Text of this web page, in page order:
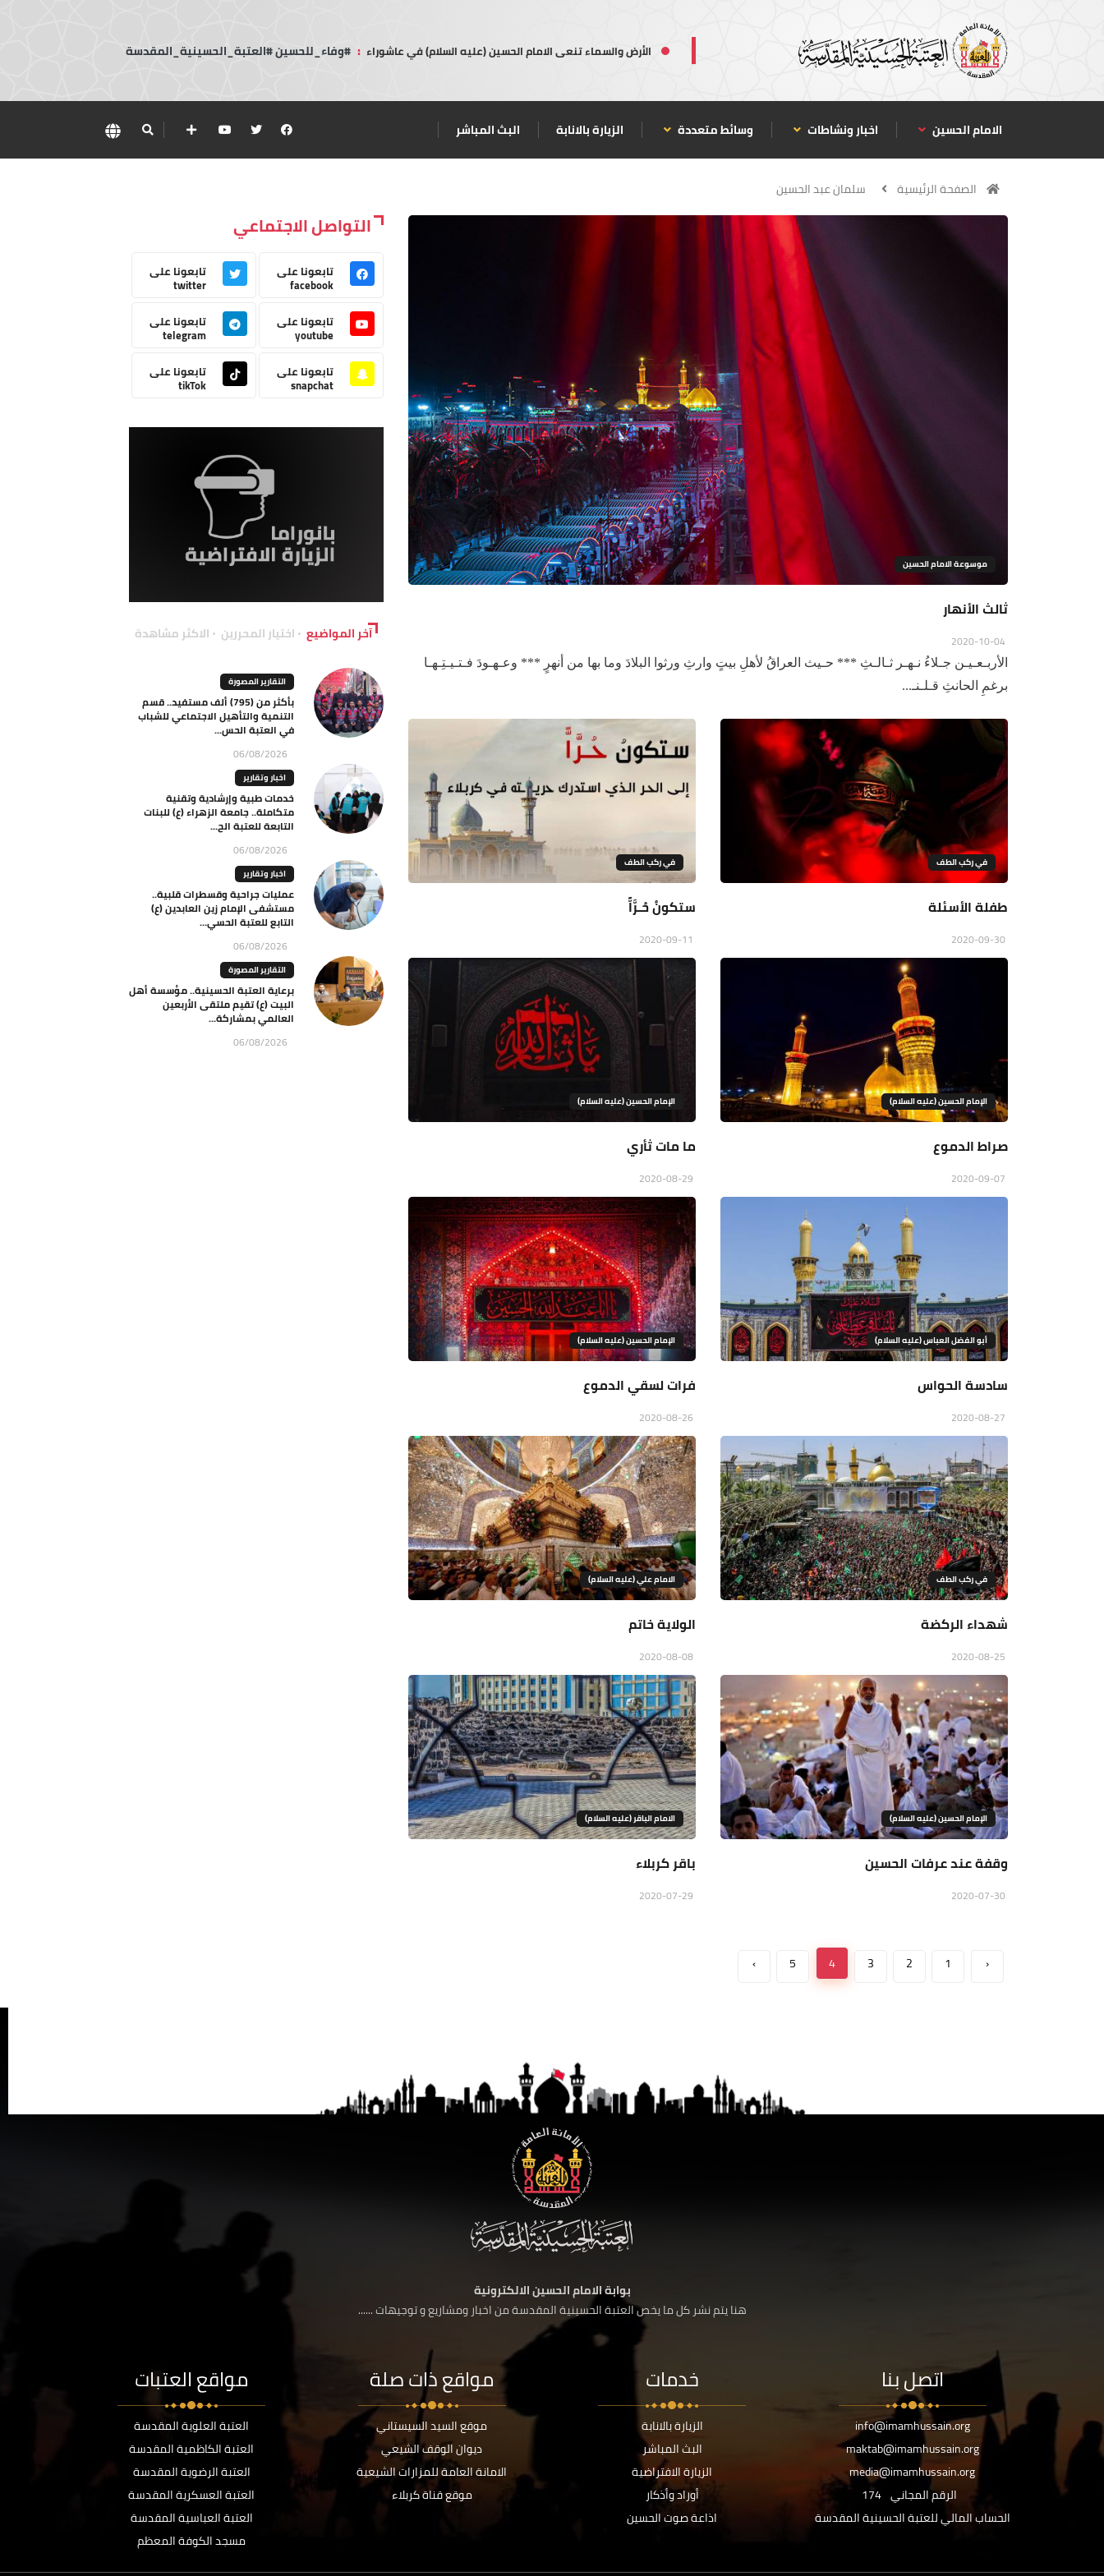
الأرض والسماء تنعى الامام الحسين (عليه السلام) في عاشوراء : #وفاء_للحسين #العتبة_الحسينية_المقدسة
الامام الحسين اخبار ونشاطات وسائط متعددة الزيارة بالانابة البث المباشر
الصفحة الرئيسية سلمان عبد الحسين
موسوعة الامام الحسين
ثالث الأنهار
الأربـعـيـن جـلاءُ نـهـر ثـالـثِ *** حـيث العراقُ لأهلِ بيتٍ وارثِ ورثوا البلادَ وما بها من أنهرٍ *** وعـهـودَ فـتـيـتِـهـا
برغمِ الحانثِ قـلـنـ...
في ركب الطف
طفلة الأسئلة
في ركب الطف
ستكونُ حُـرَّاًّ
الإمام الحسين (عليه السلام)
صراط الدموع
الإمام الحسين (عليه السلام)
ما مات ثأري
أبو الفضل العباس (عليه السلام)
سادسة الحواس
الإمام الحسين (عليه السلام)
فرات لسقي الدموع
في ركب الطف
شهداء الركضة
الامام علي (عليه السلام)
الولاية خاتم
الإمام الحسين (عليه السلام)
وقفة عند عرفات الحسين
الامام الباقر (عليه السلام)
باقر كربلاء
‹
1
2
3
4
5
›
التواصل الاجتماعي
تابعونا على
facebook
تابعونا على
twitter
تابعونا على
youtube
تابعونا على
telegram
تابعونا على
snapchat
تابعونا على
tikTok
آخر المواضيع اختيار المحررين الاكثر مشاهدة
التقارير المصورة
بأكثر من (795) ألف مستفيد.. قسم
التنمية والتأهيل الاجتماعي للشباب
في العتبة الحس...
06/08/2026
اخبار وتقارير
خدمات طبية وإرشادية وتقنية
متكاملة.. جامعة الزهراء (ع) للبنات
التابعة للعتبة الح...
06/08/2026
اخبار وتقارير
عمليات جراحية وقسطرات قلبية..
مستشفى الإمام زين العابدين (ع)
التابع للعتبة الحسي...
06/08/2026
التقارير المصورة
برعاية العتبة الحسينية.. مؤسسة أهل
البيت (ع) تقيم ملتقى الأربعين
العالمي بمشاركة...
06/08/2026
بوابة الامام الحسين الالكترونية
هنا يتم نشر كل ما يخص العتبة الحسينية المقدسة من اخبار ومشاريع و توجيهات ......
اتصل بنا
info@imamhussain.org
maktab@imamhussain.org
media@imamhussain.org
الرقم المجاني 174
الحساب المالي للعتبة الحسينية المقدسة
خدمات
الزيارة بالانابة
البث المباشر
الزيارة الافتراضية
أوراد وأذكار
اذاعة صوت الحسين
مواقع ذات صلة
موقع السيد السيستاني
ديوان الوقف الشيعي
الامانة العامة للمزارات الشيعية
موقع قناة كربلاء
مواقع العتبات
العتبة العلوية المقدسة
العتبة الكاظمية المقدسة
العتبة الرضوية المقدسة
العتبة العسكرية المقدسة
العتبة العباسية المقدسة
مسجد الكوفة المعظم